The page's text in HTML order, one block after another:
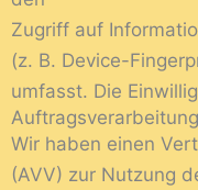
Zugriff auf
(z. B. Device-
umfasst. Die
Auftragsverarbeitung
Wir haben einen
(AVV) zur Nutzung